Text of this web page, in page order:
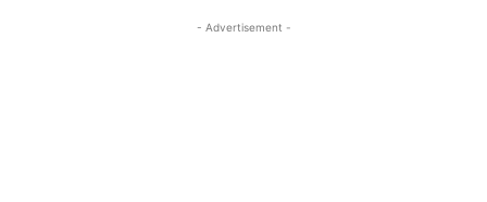
- Advertisement -